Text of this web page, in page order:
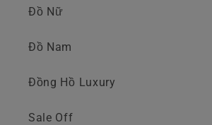
Đồ Nữ
Đồ Nam
Đồng Hồ Luxury
Sale Off